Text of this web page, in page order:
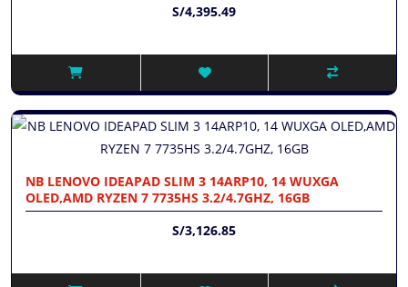
S/4,395.49
NB LENOVO IDEAPAD SLIM 3 14ARP10, 14 WUXGA
OLED,AMD RYZEN 7 7735HS 3.2/4.7GHZ, 16GB
S/3,126.85